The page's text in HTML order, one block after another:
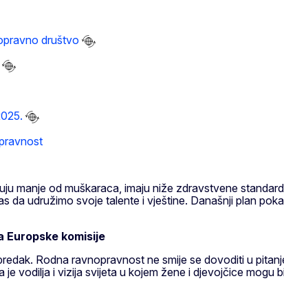
društvo
manje od muškaraca, imaju niže zdravstvene
da udružimo svoje talente i vještine. Današnji plan
Europske komisije
Rodna ravnopravnost ne smije se dovoditi u
vodilja i vizija svijeta u kojem žene i djevojčice